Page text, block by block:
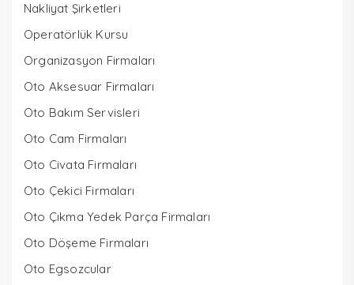
Nakliyat Şirketleri
Operatörlük Kursu
Organizasyon Firmaları
Oto Aksesuar Firmaları
Oto Bakım Servisleri
Oto Cam Firmaları
Oto Civata Firmaları
Oto Çekici Firmaları
Oto Çıkma Yedek Parça Firmaları
Oto Döşeme Firmaları
Oto Egsozcular